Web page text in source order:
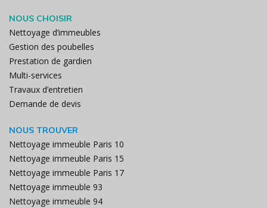
NOUS CHOISIR
Nettoyage d’immeubles
Gestion des poubelles
Prestation de gardien
Multi-services
Travaux d’entretien
Demande de devis
NOUS TROUVER
Nettoyage immeuble Paris 10
Nettoyage immeuble Paris 15
Nettoyage immeuble Paris 17
Nettoyage immeuble 93
Nettoyage immeuble 94